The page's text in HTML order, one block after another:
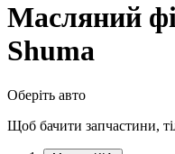
Масляний
Shuma
Оберіть авто
Щоб бачити запчастини,